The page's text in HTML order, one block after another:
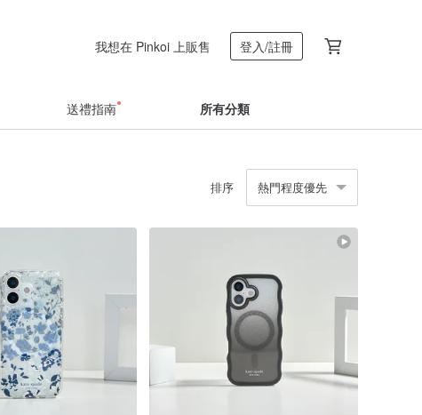
我想在 Pinkoi 上販售 登入/註冊
送禮指南 所有分類
排序 熱門程度優先